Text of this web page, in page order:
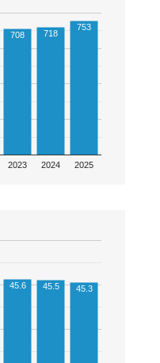
2023 2024 2025
708 718
753
45.6 45.5 45.3